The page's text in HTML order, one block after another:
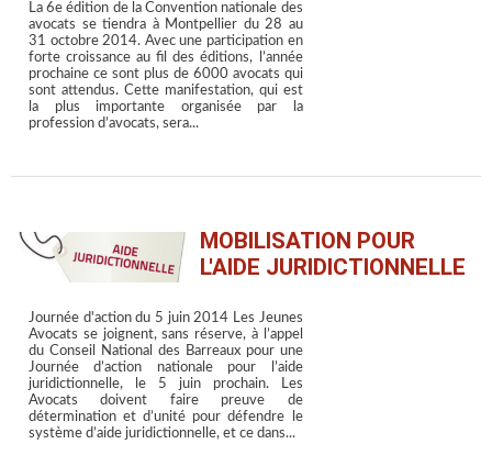
La 6e édition de la Convention nationale des
avocats se tiendra à Montpellier du 28 au
31 octobre 2014. Avec une participation en
forte croissance au fil des éditions, l’année
prochaine ce sont plus de 6000 avocats qui
sont attendus. Cette manifestation, qui est
la plus importante organisée par la
profession d’avocats, sera...
MOBILISATION POUR
L'AIDE JURIDICTIONNELLE
Journée d'action du 5 juin 2014 Les Jeunes
Avocats se joignent, sans réserve, à l’appel
du Conseil National des Barreaux pour une
Journée d’action nationale pour l’aide
juridictionnelle, le 5 juin prochain. Les
Avocats doivent faire preuve de
détermination et d’unité pour défendre le
système d’aide juridictionnelle, et ce dans...